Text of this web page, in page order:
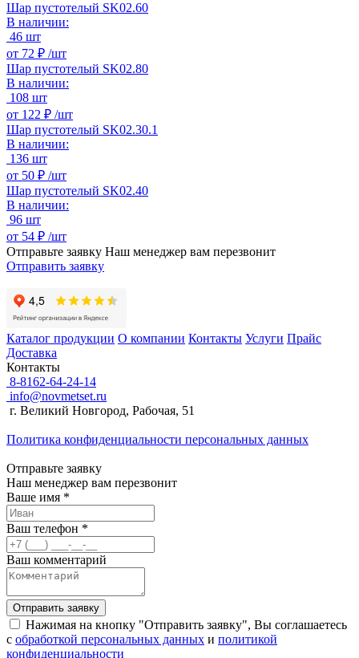
Шар пустотелый SK02.60
В наличии:
46 шт
от 72 ₽ /шт
Шар пустотелый SK02.80
В наличии:
108 шт
от 122 ₽ /шт
Шар пустотелый SK02.30.1
В наличии:
136 шт
от 50 ₽ /шт
Шар пустотелый SK02.40
В наличии:
96 шт
от 54 ₽ /шт
Отправьте заявку Наш менеджер вам перезвонит
Отправить заявку
Каталог продукции О компании Контакты Услуги Прайс
Доставка
Контакты
8-8162-64-24-14
info@novmetset.ru
г. Великий Новгород, Рабочая, 51
Политика конфиденциальности персональных данных
Отправьте заявку
Наш менеджер вам перезвонит
Ваше имя *
Ваш телефон *
Ваш комментарий
Отправить заявку
Нажимая на кнопку "Отправить заявку", Вы соглашаетесь
с обработкой персональных данных и политикой
конфиденциальности